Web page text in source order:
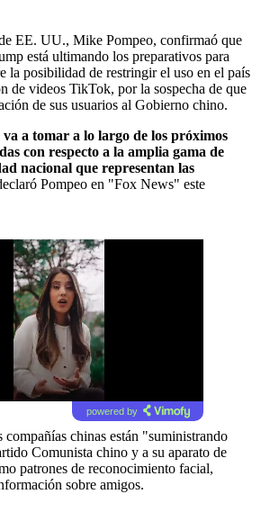
EE. UU., Mike Pompeo, confirmaó que
está ultimando los preparativos para
la posibilidad de restringir el uso en el país
de videos TikTok, por la sospecha de que
de sus usuarios al Gobierno chino.
a tomar a lo largo de los próximos
con respecto a la amplia gama de
nacional que representan las
Pompeo en "Fox News" este
powered by
compañías chinas están "suministrando
Comunista chino y a su aparato de
patrones de reconocimiento facial,
sobre amigos.